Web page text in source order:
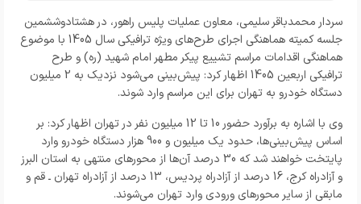
سردار محمدباقر سلیمی، معاون عملیات پلیس راهور، در هشتادوششمین
جلسه کمیته هماهنگی اجرای طرح‌های ویژه ترافیکی سال 1405 با موضوع
هماهنگی اقدامات مراسم تشییع پیکر مطهر امام شهید (ره) و طرح
ترافیکی اربعین 1405 اظهار کرد: پیش‌بینی می‌شود نزدیک به 2 میلیون
دستگاه خودرو به تهران برای این مراسم وارد شوند.
وی با اشاره به برآورد حضور 10 تا 12 میلیون نفر در تهران اظهار کرد: بر
اساس پیش‌بینی‌ها، حدود یک میلیون و 900 هزار دستگاه خودرو وارد
پایتخت خواهند شد که 30 درصد آن‌ها از محورهای منتهی به استان البرز
و آزادراه کرج، 16 درصد از آزادراه پردیس، 13 درصد از آزادراه تهران ـ قم و
مابقی از سایر محورهای ورودی وارد تهران می‌شوند.